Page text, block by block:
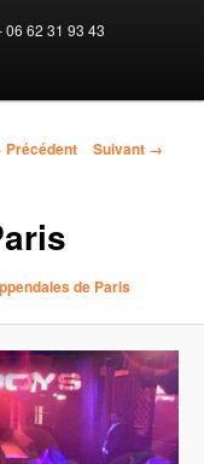
06 62 31 93 43
Suivant →
de Paris